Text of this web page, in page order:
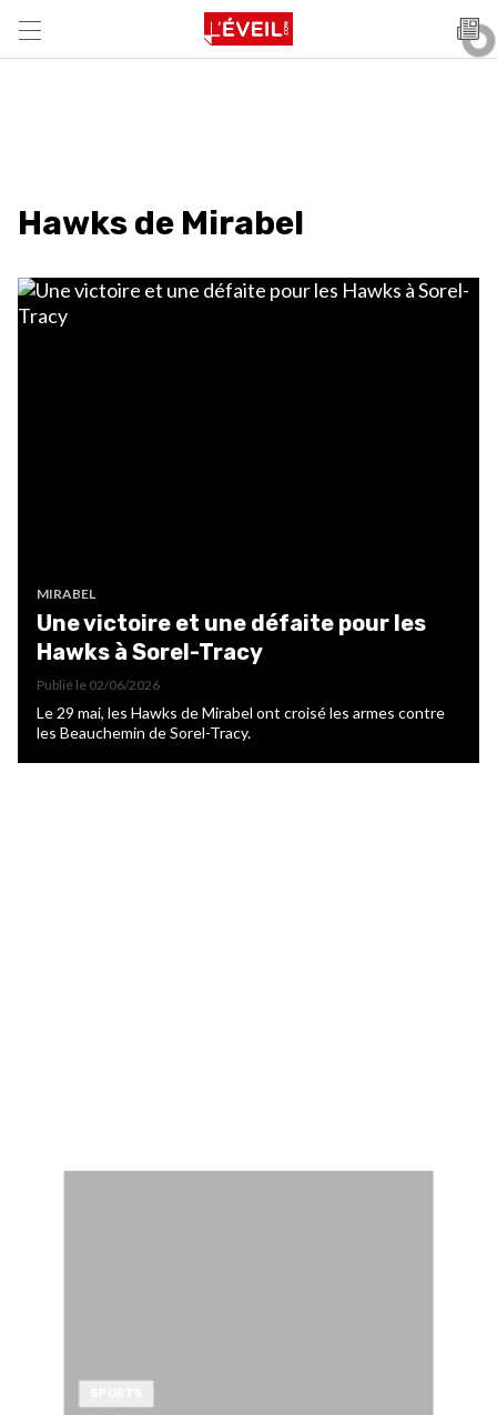
Hawks de Mirabel
MIRABEL
Une victoire et une défaite pour les
Hawks à Sorel-Tracy
Publié le 02/06/2026
Le 29 mai, les Hawks de Mirabel ont croisé les armes contre
les Beauchemin de Sorel-Tracy.